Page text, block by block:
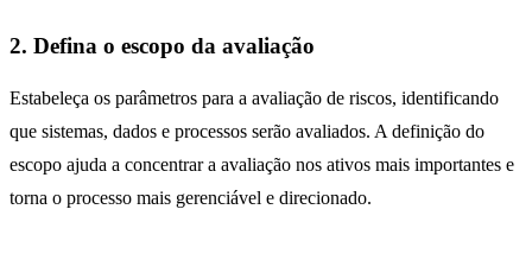
2. Defina o escopo da avaliação
Estabeleça os parâmetros para a avaliação de riscos, identificando
que sistemas, dados e processos serão avaliados. A definição do
escopo ajuda a concentrar a avaliação nos ativos mais importantes e
torna o processo mais gerenciável e direcionado.